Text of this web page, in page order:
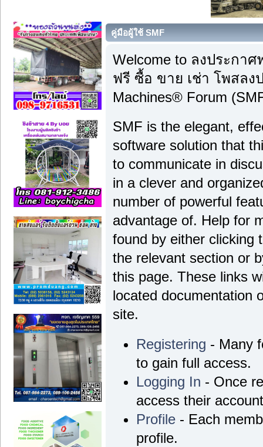
คู่มือผู้ใช้ SMF
Welcome to ลงประก
ฟรี ซื้อ ขาย เช่า โพสลง
Machines® Forum
SMF is the elegant,
software solution that
to communicate in
in a clever and
number of powerful
advantage of. Help for
found by either clicking
the relevant section or
this page. These links
located documentation
site.
Registering - Many
to gain full access.
Logging In - Once
access their
Profile - Each
profile.